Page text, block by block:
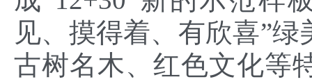
见、摸得着、有欣喜”
古树名木、红色文化等